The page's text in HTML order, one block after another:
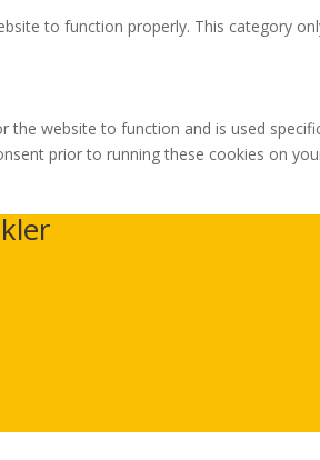
to function properly. This category
the website to function and is used
prior to running these cookies on